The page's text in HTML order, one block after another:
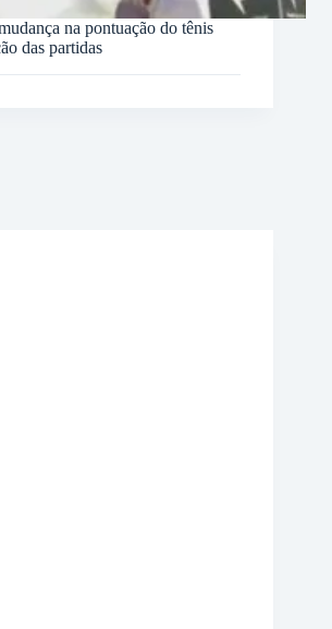
na pontuação do tênis
das partidas